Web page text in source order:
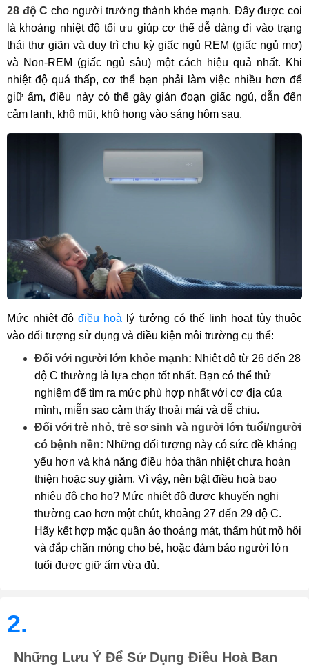
28 độ C cho người trưởng thành khỏe mạnh. Đây được coi
là khoảng nhiệt độ tối ưu giúp cơ thể dễ dàng đi vào trạng
thái thư giãn và duy trì chu kỳ giấc ngủ REM (giấc ngủ mơ)
và Non-REM (giấc ngủ sâu) một cách hiệu quả nhất. Khi
nhiệt độ quá thấp, cơ thể bạn phải làm việc nhiều hơn để
giữ ấm, điều này có thể gây gián đoạn giấc ngủ, dẫn đến
cảm lạnh, khô mũi, khô họng vào sáng hôm sau.
Mức nhiệt độđiều hoà lý tưởng có thể linh hoạt tùy thuộc
vào đối tượng sử dụng và điều kiện môi trường cụ thể:
Đối với người lớn khỏe mạnh: Nhiệt độ từ 26 đến 28
độ C thường là lựa chọn tốt nhất. Bạn có thể thử
nghiệm để tìm ra mức phù hợp nhất với cơ địa của
mình, miễn sao cảm thấy thoải mái và dễ chịu.
Đối với trẻ nhỏ, trẻ sơ sinh và người lớn tuổi/người
có bệnh nền: Những đối tượng này có sức đề kháng
yếu hơn và khả năng điều hòa thân nhiệt chưa hoàn
thiện hoặc suy giảm. Vì vậy, nên bật điều hoà bao
nhiêu độ cho họ? Mức nhiệt độ được khuyến nghị
thường cao hơn một chút, khoảng 27 đến 29 độ C.
Hãy kết hợp mặc quần áo thoáng mát, thấm hút mồ hôi
và đắp chăn mỏng cho bé, hoặc đảm bảo người lớn
tuổi được giữ ấm vừa đủ.
2.
Những Lưu Ý Để Sử Dụng Điều Hoà Ban